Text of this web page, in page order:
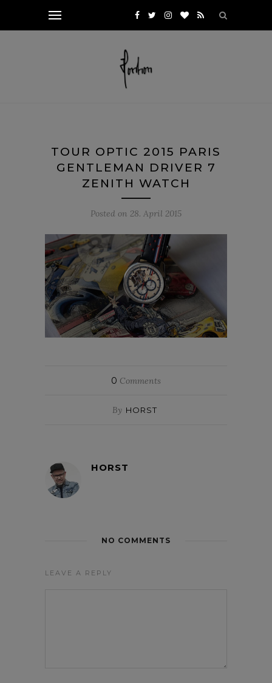
TOUR OPTIC 2015 PARIS
GENTLEMAN DRIVER 7
ZENITH WATCH
Posted on 28. April 2015
0 Comments
By HORST
HORST
NO COMMENTS
LEAVE A REPLY